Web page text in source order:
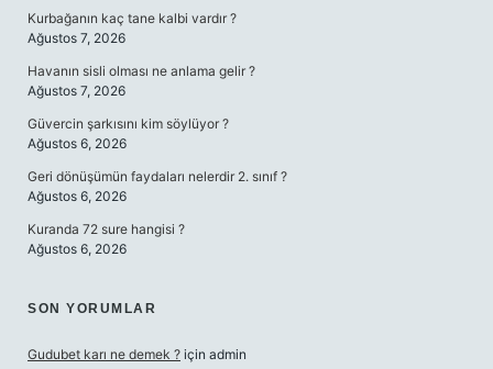
Kurbağanın kaç tane kalbi vardır ?
Ağustos 7, 2026
Havanın sisli olması ne anlama gelir ?
Ağustos 7, 2026
Güvercin şarkısını kim söylüyor ?
Ağustos 6, 2026
Geri dönüşümün faydaları nelerdir 2. sınıf ?
Ağustos 6, 2026
Kuranda 72 sure hangisi ?
Ağustos 6, 2026
SON YORUMLAR
Gudubet karı ne demek ? için admin